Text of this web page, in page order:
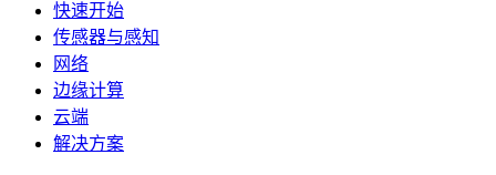
快速开始
传感器与感知
网络
边缘计算
云端
解决方案